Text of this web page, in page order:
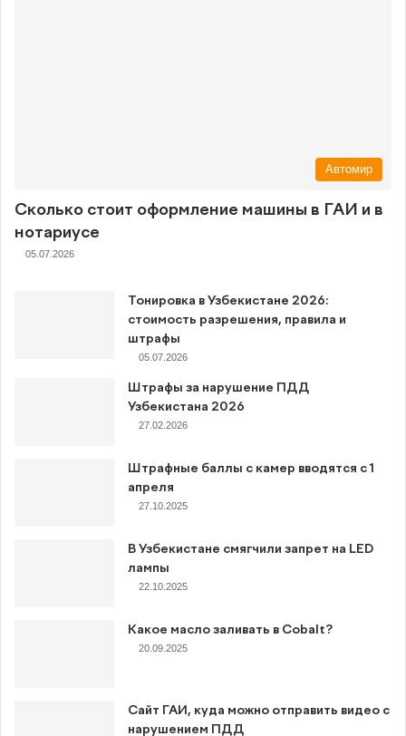
Автомир
Сколько стоит оформление машины в ГАИ и в
нотариусе
05.07.2026
Тонировка в Узбекистане 2026:
стоимость разрешения, правила и
штрафы
05.07.2026
Штрафы за нарушение ПДД
Узбекистана 2026
27.02.2026
Штрафные баллы с камер вводятся с 1
апреля
27.10.2025
В Узбекистане смягчили запрет на LED
лампы
22.10.2025
Какое масло заливать в Cobalt?
20.09.2025
Сайт ГАИ, куда можно отправить видео с
нарушением ПДД